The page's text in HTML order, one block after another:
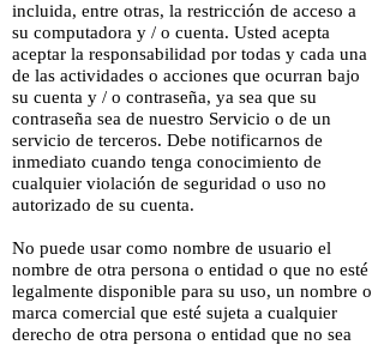
incluida, entre otras, la restricción de acceso a
su computadora y / o cuenta. Usted acepta
aceptar la responsabilidad por todas y cada una
de las actividades o acciones que ocurran bajo
su cuenta y / o contraseña, ya sea que su
contraseña sea de nuestro Servicio o de un
servicio de terceros. Debe notificarnos de
inmediato cuando tenga conocimiento de
cualquier violación de seguridad o uso no
autorizado de su cuenta.
No puede usar como nombre de usuario el
nombre de otra persona o entidad o que no esté
legalmente disponible para su uso, un nombre o
marca comercial que esté sujeta a cualquier
derecho de otra persona o entidad que no sea